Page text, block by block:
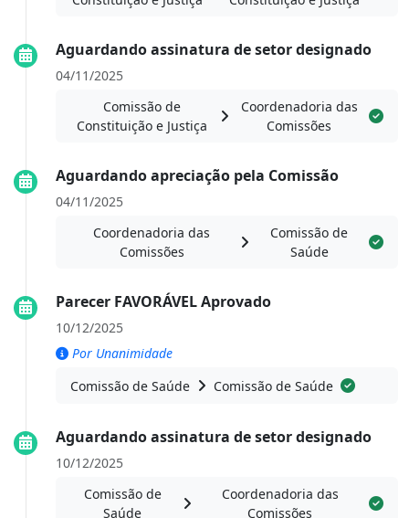
Aguardando assinatura de setor designado
04/11/2025
Comissão de
Constituição e Justiça
Coordenadoria das
Comissões
Aguardando apreciação pela Comissão
04/11/2025
Coordenadoria das
Comissões
Comissão de
Saúde
Parecer FAVORÁVEL Aprovado
10/12/2025
Por Unanimidade
Comissão de Saúde
Comissão de Saúde
Aguardando assinatura de setor designado
10/12/2025
Comissão de
Saúde
Coordenadoria das
Comissões